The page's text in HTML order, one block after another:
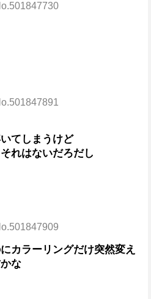
てしまうけど
れはないだろだし
カラーリングだけ突然変え
な